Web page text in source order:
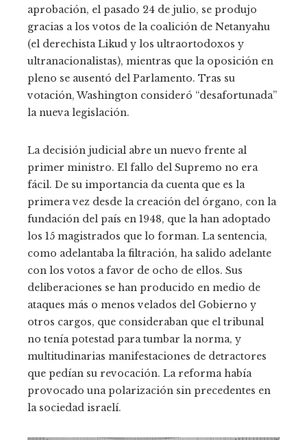
aprobación, el pasado 24 de julio, se produjo
gracias a los votos de la coalición de Netanyahu
(el derechista Likud y los ultraortodoxos y
ultranacionalistas), mientras que la oposición en
pleno se ausentó del Parlamento. Tras su
votación, Washington consideró “desafortunada”
la nueva legislación.
La decisión judicial abre un nuevo frente al
primer ministro. El fallo del Supremo no era
fácil. De su importancia da cuenta que es la
primera vez desde la creación del órgano, con la
fundación del país en 1948, que la han adoptado
los 15 magistrados que lo forman. La sentencia,
como adelantaba la filtración, ha salido adelante
con los votos a favor de ocho de ellos. Sus
deliberaciones se han producido en medio de
ataques más o menos velados del Gobierno y
otros cargos, que consideraban que el tribunal
no tenía potestad para tumbar la norma, y
multitudinarias manifestaciones de detractores
que pedían su revocación. La reforma había
provocado una polarización sin precedentes en
la sociedad israelí.